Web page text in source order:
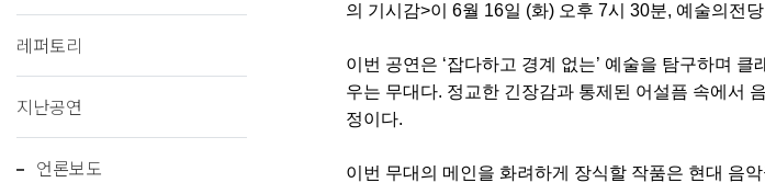
레퍼토리
지난공연
언론보도
의 기시감>이 6월 16일 (화) 오후 7시 30분, 예술의전
이번 공연은 ‘잡다하고 경계 없는’ 예술을 탐구하며
우는 무대다. 정교한 긴장감과 통제된 어설픔 속에서
정이다.
이번 무대의 메인을 화려하게 장식할 작품은 현대 음